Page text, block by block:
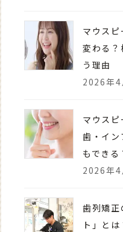
マウス
変わる
う理由
2026年4
マウスピ
歯・イン
もできる
2026年4
歯列矯正
ト」とは